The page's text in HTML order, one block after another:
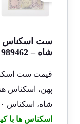
شاه – 989462
پهن، اسکناس
شاه، اسکناس ۱۰۰۰۰ ریالی و ۵۰۰۰ ریالی پهلوی
اسکناس ها با